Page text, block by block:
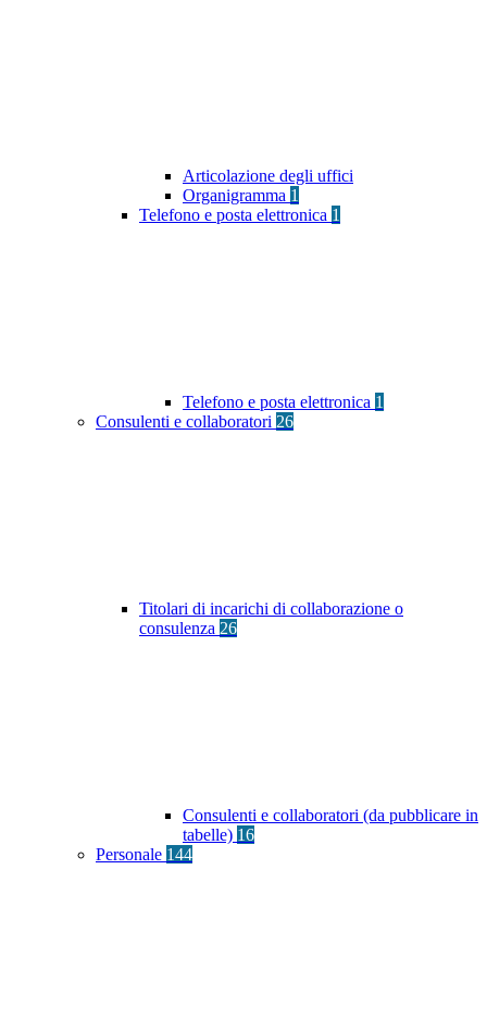
Articolazione degli uffici
Organigramma 1
Telefono e posta elettronica 1
Telefono e posta elettronica 1
Consulenti e collaboratori 26
Titolari di incarichi di collaborazione o
consulenza 26
Consulenti e collaboratori (da pubblicare in
tabelle) 16
Personale 144